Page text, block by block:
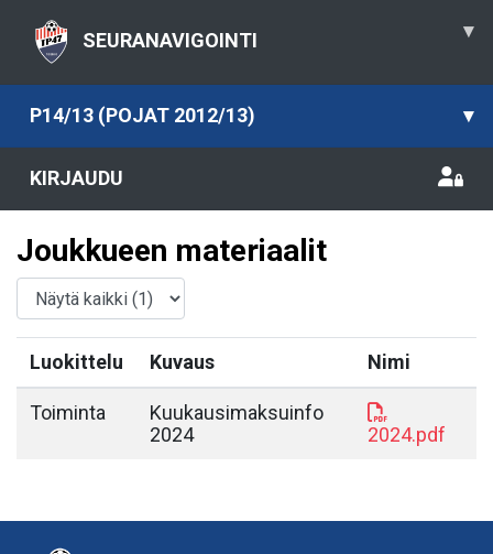
SEURANAVIGOINTI ▾
P14/13 (POJAT 2012/13) ▾
KIRJAUDU
Joukkueen materiaalit
Luokittelu Kuvaus Nimi
Toiminta
Kuukausimaksuinfo
2024
2024.pdf